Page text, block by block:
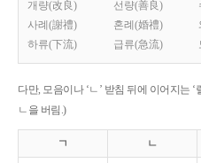
개량(改良) 선량(善良)
사례(謝禮)
혼례(婚禮)
하류(下流)
급류(急流)
다만, 모음이나 ‘ㄴ’ 받침 뒤에 이어지는 ‘
ㄴ을 버림.)
ㄱ ㄴ